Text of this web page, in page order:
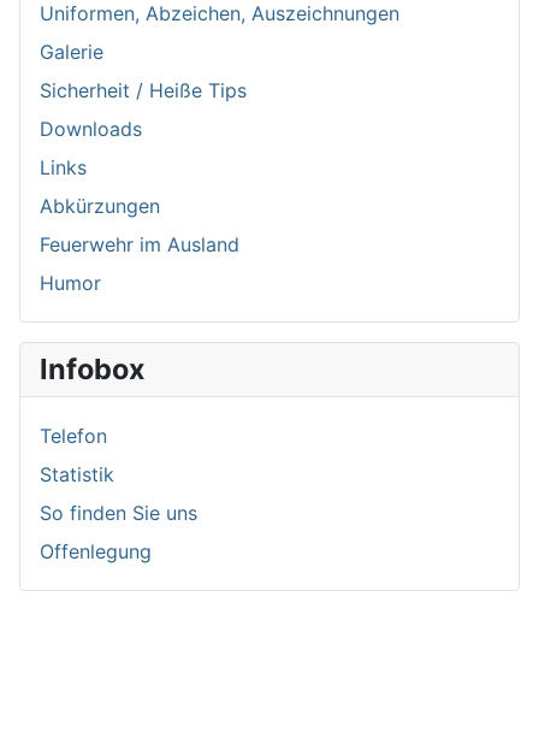
Uniformen, Abzeichen, Auszeichnungen
Galerie
Sicherheit / Heiße Tips
Downloads
Links
Abkürzungen
Feuerwehr im Ausland
Humor
Infobox
Telefon
Statistik
So finden Sie uns
Offenlegung